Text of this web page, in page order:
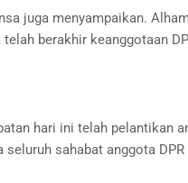
juga menyampaikan.
telah berakhir keanggotaan
hari ini telah pelantikan
seluruh sahabat anggota